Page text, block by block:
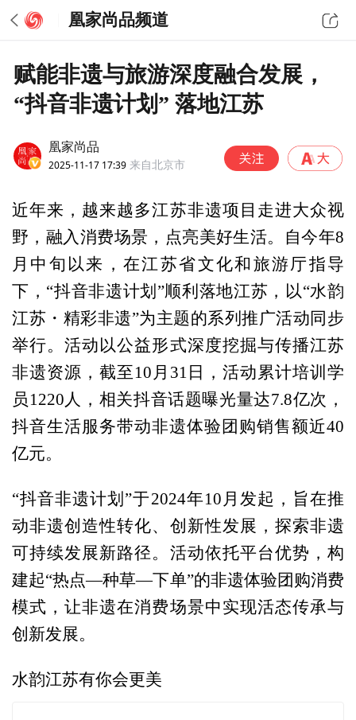
凰家尚品频道
赋能非遗与旅游深度融合发展，
“抖音非遗计划” 落地江苏
凰家尚品
2025-11-17 17:39 来自北京市
近年来，越来越多江苏非遗项目走进大众视
野，融入消费场景，点亮美好生活。自今年8
月中旬以来，在江苏省文化和旅游厅指导
下，“抖音非遗计划”顺利落地江苏，以“水韵
江苏・精彩非遗”为主题的系列推广活动同步
举行。活动以公益形式深度挖掘与传播江苏
非遗资源，截至10月31日，活动累计培训学
员1220人，相关抖音话题曝光量达7.8亿次，
抖音生活服务带动非遗体验团购销售额近40
亿元。
“抖音非遗计划”于2024年10月发起，旨在推
动非遗创造性转化、创新性发展，探索非遗
可持续发展新路径。活动依托平台优势，构
建起“热点—种草—下单”的非遗体验团购消费
模式，让非遗在消费场景中实现活态传承与
创新发展。
水韵江苏有你会更美